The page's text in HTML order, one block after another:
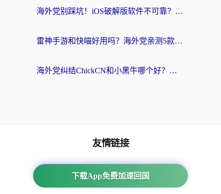
海外党别踩坑！iOS破解版软件不可靠？教你选对回国加速器无缝看国内资源
雷神手游和快喵好用吗？海外党亲测5款回国加速器，附斧牛Bling对比+微信视频号解决办法
海外党纠结ChickCN和小黑牛哪个好？一篇帮你选对回国加速器的实用指南
下载App免费加速回国
友情链接
海外回国加速器